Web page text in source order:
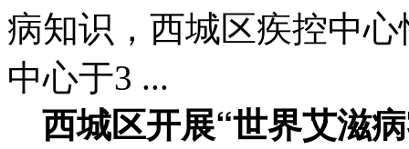
病知识，西城区疾控中
中心于3 ...
西城区开展“世界艾滋